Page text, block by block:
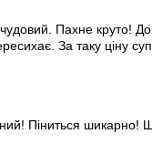
чудовий. Пахне круто!
За таку ціну
Піниться шикарно!